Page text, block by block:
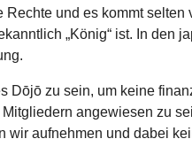
und es kommt selten
„König“ ist. In den
Dōjō zu sein, um keine
angewiesen zu
aufnehmen und dabei